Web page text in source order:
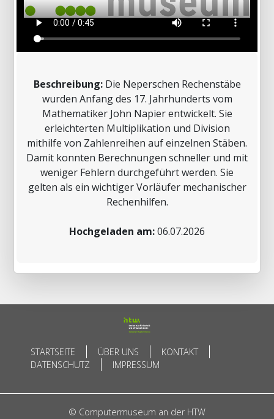
Beschreibung:Die Neperschen Rechenstäbe
wurden Anfang des 17. Jahrhunderts vom
Mathematiker John Napier entwickelt. Sie
erleichterten Multiplikation und Division
mithilfe von Zahlenreihen auf einzelnen Stäben.
Damit konnten Berechnungen schneller und mit
weniger Fehlern durchgeführt werden. Sie
gelten als ein wichtiger Vorläufer mechanischer
Rechenhilfen.
Hochgeladen am:06.07.2026
STARTSEITE ÜBER UNS
KONTAKT
DATENSCHUTZ
IMPRESSUM
© Computermuseum an der HTW